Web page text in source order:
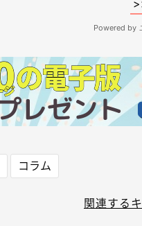
コラム
関連する